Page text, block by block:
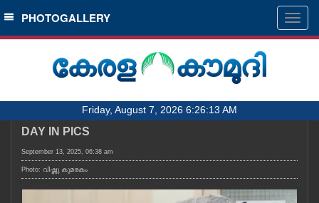
SECTIONS
HOME
NOTIFIED NEWS
KERALA
PHOTOGALLERY
Friday, August 7, 2026 6:26:13 AM
DAY IN PICS
September 13, 2025, 06:38 am
Photo: വിഷ്ണു കുമരകം